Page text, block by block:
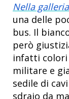
Nella
una delle
bus. Il
però
infatti colori
militare e
sedile di
sdraio da